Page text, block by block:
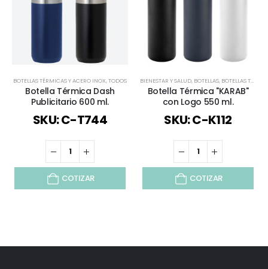
BOTELLAS TÉRMICAS Y ACERO INOX,TODOS
Botella Térmica Dash
Publicitario 600 ml.
SKU: C-T744
COTIZAR
BIENESTAR Y SALUD, BOTELLAS, BOTELLAS TÉRMICAS Y ACERO INOX
Botella Térmica "KARAB"
con Logo 550 ml.
SKU: C-K112
COTIZAR